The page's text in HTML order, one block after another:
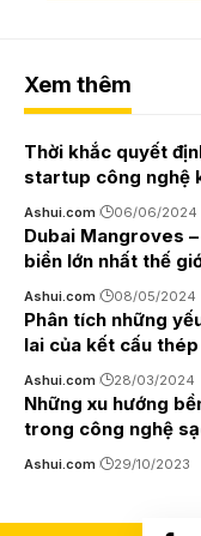
Xem thêm
Thời khắc quyết
startup công nghệ
Ashui.com 06/06/2024
Dubai Mangroves
biển lớn nhất thế
Ashui.com 08/05/2024
Phân tích những
lai của kết cấu thép
Ashui.com 28/03/2024
Những xu hướng
trong công nghệ
Ashui.com 29/10/2023